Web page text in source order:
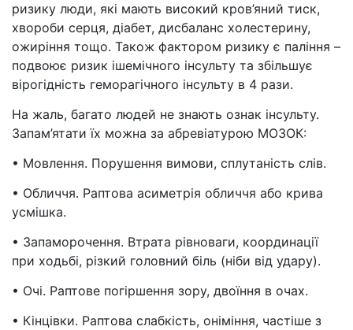
ризику люди, які мають високий кров’яний тиск,
хвороби серця, діабет, дисбаланс холестерину,
ожиріння тощо. Також фактором ризику є паління –
подвоює ризик ішемічного інсульту та збільшує
вірогідність геморагічного інсульту в 4 рази.
На жаль, багато людей не знають ознак інсульту.
Запам’ятати їх можна за абревіатурою МОЗОК:
• Мовлення. Порушення вимови, сплутаність слів.
• Обличчя. Раптова асиметрія обличчя або крива
усмішка.
• Запаморочення. Втрата рівноваги, координації
при ходьбі, різкий головний біль (ніби від удару).
• Очі. Раптове погіршення зору, двоїння в очах.
• Кінцівки. Раптова слабкість, оніміння, частіше з